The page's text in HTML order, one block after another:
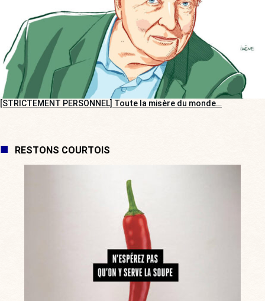
[STRICTEMENT PERSONNEL] Toute la misère du monde…
RESTONS COURTOIS